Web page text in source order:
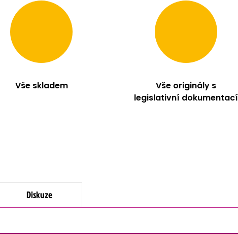
Vše skladem
Vše originály s
legislativní dokumentací
Diskuze